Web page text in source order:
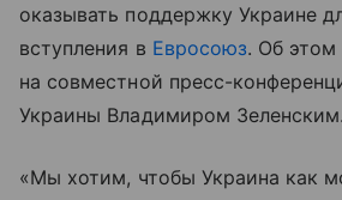
оказывать поддержку Украине
вступления в Евросоюз. Об этом
на совместной пресс-
Украины Владимиром Зеленским.
«Мы хотим, чтобы Украина как